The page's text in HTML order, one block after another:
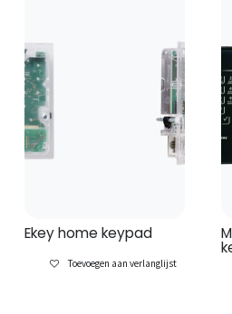
Ekey home keypad
Toevoegen aan verlanglijst